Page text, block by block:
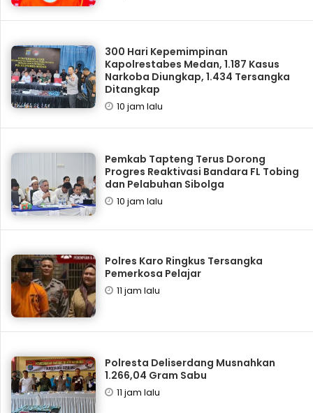
300 Hari Kepemimpinan
Kapolrestabes Medan, 1.187 Kasus
Narkoba Diungkap, 1.434 Tersangka
Ditangkap
10 jam lalu
Pemkab Tapteng Terus Dorong
Progres Reaktivasi Bandara FL Tobing
dan Pelabuhan Sibolga
10 jam lalu
Polres Karo Ringkus Tersangka
Pemerkosa Pelajar
11 jam lalu
Polresta Deliserdang Musnahkan
1.266,04 Gram Sabu
11 jam lalu